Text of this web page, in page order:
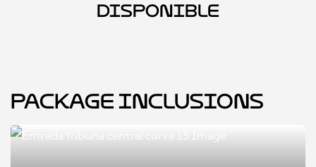
DISPONIBLE
Package Inclusions